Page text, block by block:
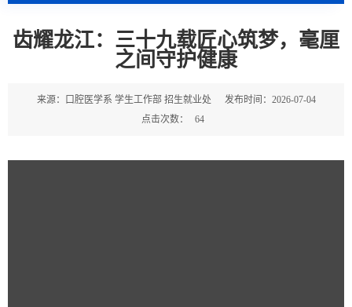
齿耀龙江：三十九载匠心筑梦，毫厘
之间守护健康
来源：口腔医学系 学生工作部 招生就业处
发布时间：2026-07-04
点击次数：
64